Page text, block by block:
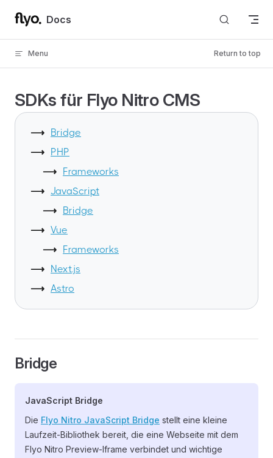
Skip to content
Docs
Menu Return to top
SDKs für Flyo Nitro CMS
Bridge
PHP
Frameworks
JavaScript
Bridge
Vue
Frameworks
Next.js
Astro
Bridge
JavaScript Bridge
Die Flyo Nitro JavaScript Bridge stellt eine kleine
Laufzeit-Bibliothek bereit, die eine Webseite mit dem
Flyo Nitro Preview‑Iframe verbindet und wichtige